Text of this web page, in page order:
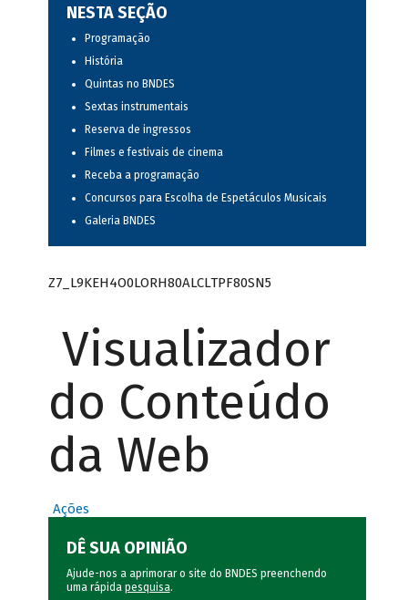
NESTA SEÇÃO
Programação
História
Quintas no BNDES
Sextas instrumentais
Reserva de ingressos
Filmes e festivais de cinema
Receba a programação
Concursos para Escolha de Espetáculos Musicais
Galeria BNDES
Z7_L9KEH4O0LORH80ALCLTPF80SN5
Visualizador
do Conteúdo
da Web
Ações
DÊ SUA OPINIÃO
Ajude-nos a aprimorar o site do BNDES preenchendo
uma rápida pesquisa.